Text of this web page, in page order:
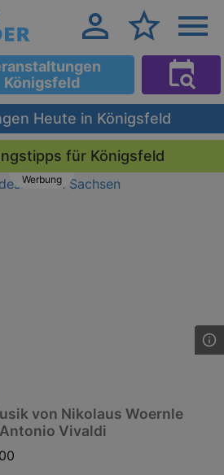
Königsfeld
Heute in Königsfeld
für Königsfeld
Werbung
von Nikolaus Woernle
Vivaldi